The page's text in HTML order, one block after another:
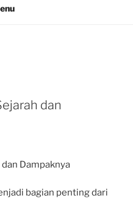
dan
Dampaknya
bagian penting dari